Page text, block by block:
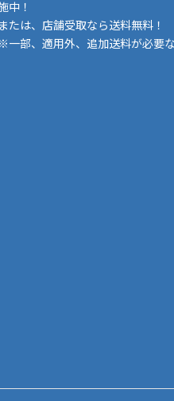
中！
または、店舗受取なら送料無料！
※一部、適用外、追加送料が必要